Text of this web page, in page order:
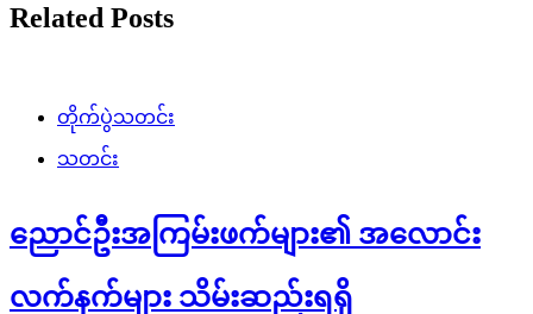
Related Posts
တိုက်ပွဲသတင်း
သတင်း
ညောင်ဦးအကြမ်းဖက်များ၏ အလောင်း
လက်နက်များ သိမ်းဆည်းရရှိ